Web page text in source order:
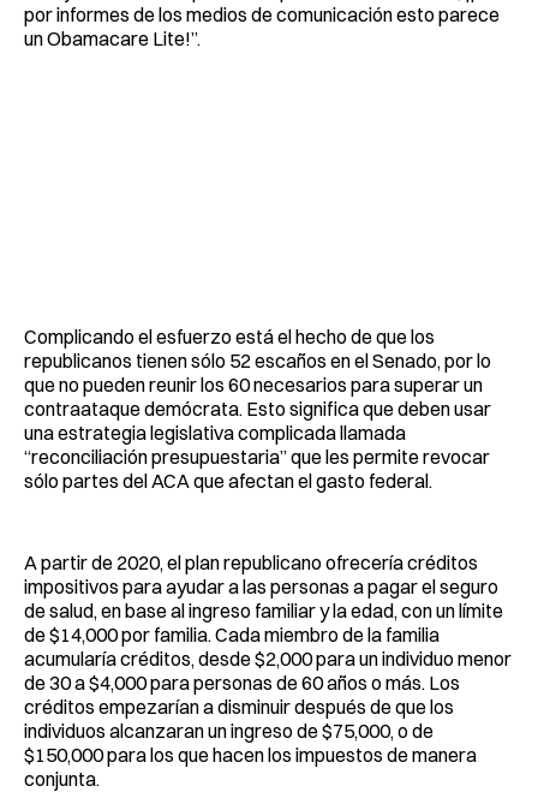
por informes de los medios de comunicación esto parece
un Obamacare Lite!”.
Complicando el esfuerzo está el hecho de que los
republicanos tienen sólo 52 escaños en el Senado, por lo
que no pueden reunir los 60 necesarios para superar un
contraataque demócrata. Esto significa que deben usar
una estrategia legislativa complicada llamada
“reconciliación presupuestaria” que les permite revocar
sólo partes del ACA que afectan el gasto federal.
A partir de 2020, el plan republicano ofrecería créditos
impositivos para ayudar a las personas a pagar el seguro
de salud, en base al ingreso familiar y la edad, con un límite
de $14,000 por familia. Cada miembro de la familia
acumularía créditos, desde $2,000 para un individuo menor
de 30 a $4,000 para personas de 60 años o más. Los
créditos empezarían a disminuir después de que los
individuos alcanzaran un ingreso de $75,000, o de
$150,000 para los que hacen los impuestos de manera
conjunta.